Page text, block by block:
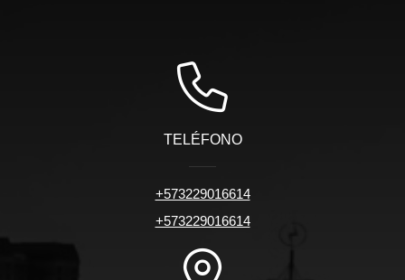
TELÉFONO
+573229016614
+573229016614